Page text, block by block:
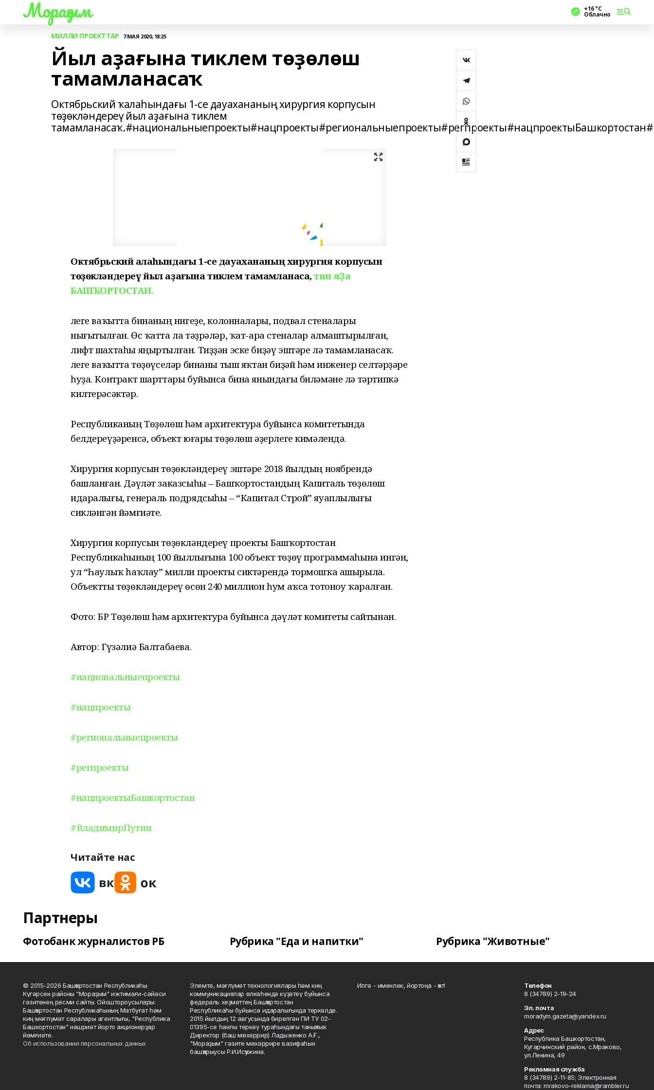
Мораҙым +16 °С
Облачно
МИЛЛИ ПРОЕКТТАР 7 МАЯ 2020, 18:25
Йыл аҙағына тиклем төҙөлөш
тамамланасаҡ
Октябрьский ҡалаһындағы 1-се дауахананың хирургия корпусын
төҙөкләндереү йыл аҙағына тиклем
Октябрьский ҡалаһындағы 1-се дауахананың хирургия корпусын
төҙөкләндереү йыл аҙағына тиклем тамамланасаҡ,тип яҘа
БАШҠОРТОСТАН.
Әлеге ваҡытта бинаның нигеҙе, колонналары, подвал стеналары
нығытылған. Өс ҡатта ла тәҙрәләр, ҡат-ара стеналар алмаштырылған,
лифт шахтаһы яңыртылған. Тиҙҙән эске биҙәү эштәре лә тамамланасаҡ.
Әлеге ваҡытта төҙөүселәр бинаны тыш яҡтан биҙәй һәм инженер селтәрҙәре
һуҙа. Контракт шарттары буйынса бина янындағы биләмәне лә тәртипкә
килтерәсәктәр.
Республиканың Төҙөлөш һәм архитектура буйынса комитетында
белдереүҙәренсә, объект юғары төҙөлөш әҙерлеге кимәлендә.
Хирургия корпусын төҙөкләндереү эштәре 2018 йылдың ноябрендә
башланған. Дәүләт заказсыһы – Башҡортостандың Капиталь төҙөлөш
идаралығы, генераль подрядсыһы – “Капитал Строй” яуаплылығы
сикләнгән йәмғиәте.
Хирургия корпусын төҙөкләндереү проекты Башҡортостан
Республикаһының 100 йыллығына 100 объект төҙөү программаһына ингән,
ул “Һаулыҡ һаҡлау” милли проекты сиктәрендә тормошҡа ашырыла.
Объектты төҙөкләндереү өсөн 240 миллион һум аҡса тотоноу ҡаралған.
Фото: БР Төҙөлөш һәм архитектура буйынса дәүләт комитеты сайтынан.
Автор: Гүзәлиә Балтабаева.
#национальныепроекты
#нацпроекты
#региональныепроекты
#регпроекты
#нацпроектыБашкортостан
#ВладимирПутин
Читайте нас
Партнеры
Фотобанк журналистов РБ Рубрика "Еда и напитки" Рубрика "Животные"
© 2015-2026 Башҡортостан Республикаһы
Күгәрсен районы "Мораҙым" ижтимағи-сәйәси
гәзитенең рәсми сайты. Ойоштороусылары:
Башҡортостан Республикаһының Матбуғат һәм
киң мәғлүмәт саралары агентлығы, "Республика
Башкортостан" нәшриәт йорто акционерҙар
йәмғиәте.
Об использовании персональных данных
Элемтә, мәғлүмәт технологиялары һәм киң
коммуникациялар өлкәһендә күҙәтеү буйынса
федераль хеҙмәттең Башҡортостан
Республикаһы буйынса идаралығында теркәлде.
2015 йылдың 12 авгусында бирелгән ПИ ТУ 02-
01395-се һанлы теркәү тураһындағы таныҡлыҡ.
Директор (баш мөхәррир) Ладыженко А.Ғ.,
"Мораҙым" гәзите мөхәррире вазифаһын
башҡарыусы Р.И.Исҡужина.
Илгә - именлек, йортоңа - ҡот!
Телефон
8 (34789) 2-19-24
Эл. почта
moradym.gazeta@yandex.ru
Адрес
Республика Башкортостан,
Кугарчинский район, с.Мраково,
ул.Ленина, 49
Рекламная служба
8 (34789) 2-11-85; Электронная
почта: mrakovo-reklama@rambler.ru